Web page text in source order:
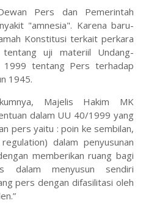
Pers dan Pemerintah
"amnesia". Karena baru-
Konstitusi terkait perkara
uji materiil Undang-
1999 tentang Pers terhadap
1945.
Majelis Hakim MK
dalam UU 40/1999 yang
pers yaitu : poin ke sembilan,
dalam penyusunan
memberikan ruang bagi
dalam menyusun sendiri
pers dengan difasilitasi oleh